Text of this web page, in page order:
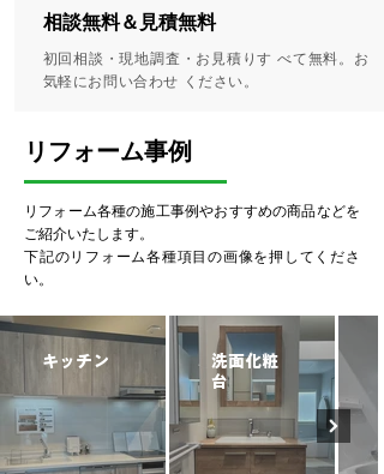
相談無料＆見積無料
初回相談・現地調査・お見積りす べて無料。お
気軽にお問い合わせ ください。
​リフォーム事例
リフォーム各種の施工事例やおすすめの商品などを
ご紹介いたします。
下記のリフォーム各種項目の画像を押してくださ
い。
キッチン
洗面化粧
台